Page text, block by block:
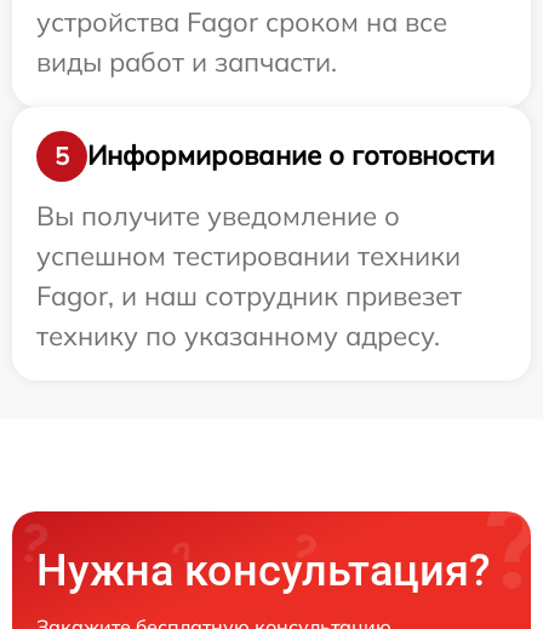
устройства Fagor сроком на все
виды работ и запчасти.
5
Информирование о готовности
Вы получите уведомление о
успешном тестировании техники
Fagor, и наш сотрудник привезет
технику по указанному адресу.
Нужна консультация?